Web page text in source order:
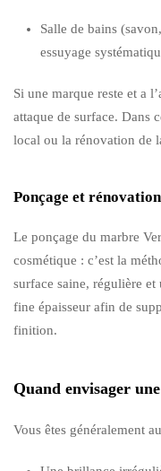
Salle de bains
essuyage
Si une marque reste et a
attaque de surface. Dans
local ou la rénovation de
Ponçage et
Le ponçage du marbre
cosmétique : c’est la
surface saine, régulière
fine épaisseur afin de
finition.
Quand envisager
Vous êtes généralement